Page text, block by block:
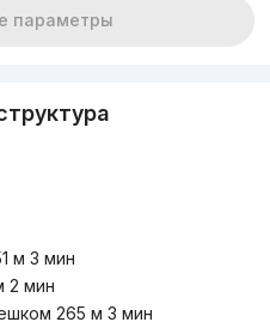
параметры
м 3 мин
2 мин
265 м 3 мин